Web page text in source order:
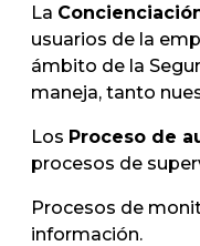
La
usuarios de la
ámbito de la
maneja, tanto
Los Proceso de
procesos de
Procesos de
información.